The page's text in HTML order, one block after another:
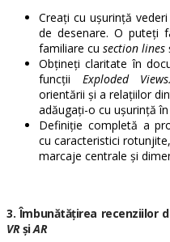
Creați cu ușurință
de desenare. O puteți
familiare cu section lines
Obțineți claritate în
funcții Exploded
orientării și a relațiilor
adăugați-o cu ușurință
Definiție completă a
cu caracteristici
marcaje centrale și
3. Îmbunătățirea recenziilor
VRșiAR